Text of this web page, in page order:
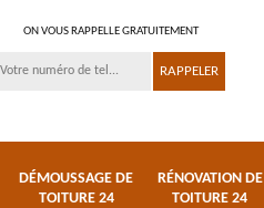
ON VOUS RAPPELLE GRATUITEMENT
DÉMOUSSAGE DE
TOITURE 24
RÉNOVATION DE
TOITURE 24